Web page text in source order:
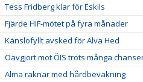
Tess Fridberg klar för Eskils
Fjärde HIF-mötet på fyra månader
Känslofyllt avsked för Alva Hed
Oavgjort mot ÖIS trots många
Alma räknar med hårdbevakning